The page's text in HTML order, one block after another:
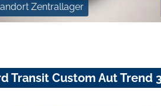
Zentrallager
Transit Custom Aut Trend